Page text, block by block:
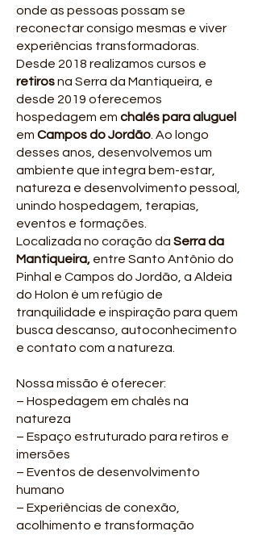
onde as pessoas possam se
reconectar consigo mesmas e viver
experiências transformadoras.
Desde 2018 realizamos cursos e
retirosna Serra da Mantiqueira , e
desde 2019 oferecemos
hospedagem em chalés para aluguel
em Campos do Jordão . Ao longo
desses anos, desenvolvemos um
ambiente que integra bem-estar,
natureza e desenvolvimento pessoal,
unindo hospedagem, terapias,
eventos e formações.
Localizada no coração da Serra da
Mantiqueira, entre Santo Antônio do
Pinhal e Campos do Jordão, a Aldeia
do Holon é um refúgio de
tranquilidade e inspiração para quem
busca descanso, autoconhecimento
e contato com a natureza.
Nossa missão é oferecer:
– Hospedagem em chalés na
natureza
– Espaço estruturado para retiros e
imersões
– Eventos de desenvolvimento
humano
– Experiências de conexão,
acolhimento e transformação